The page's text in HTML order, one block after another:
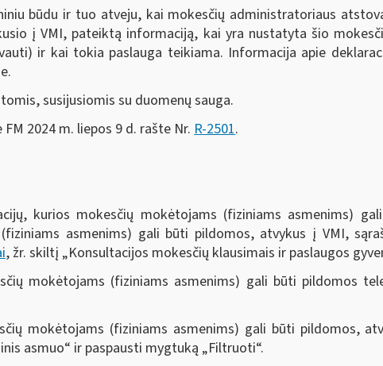
būdu ir tuo atveju, kai mokesčių administratoriaus
į VMI, pateiktą informaciją, kai yra nustatyta šio
ir kai tokia paslauga teikiama. Informacija apie
susijusiomis su duomenų sauga.
2024 m. liepos 9 d. rašte Nr. R-2501.
kurios mokesčių mokėtojams (fiziniams asmenims)
asmenims) gali būti pildomos, atvykus į VMI,
, žr. skiltį „Konsultacijos mokesčių klausimais ir paslaugos
mokėtojams (fiziniams asmenims) gali būti pildomos
mokėtojams (fiziniams asmenims) gali būti pildomos,
asmuo“ ir paspausti mygtuką „Filtruoti“.